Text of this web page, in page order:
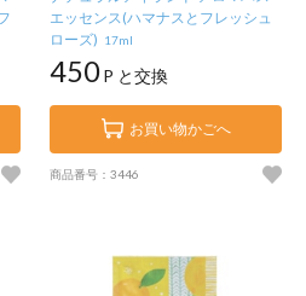
エッセンス(ハマナスとフレッシュ
ローズ) 17ml
450P と交換
お買い物かごへ
商品番号：3446